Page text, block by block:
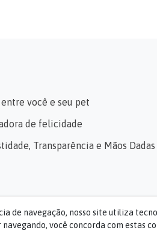
de navegação, nosso site utiliza
navegando, você concorda com estas
você e seu pet
de felicidade
Transparência e Mãos Dadas